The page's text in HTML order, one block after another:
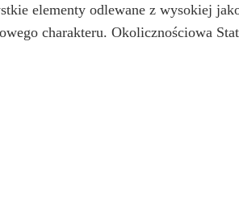
elementy odlewane z wysokiej
charakteru. Okolicznościowa